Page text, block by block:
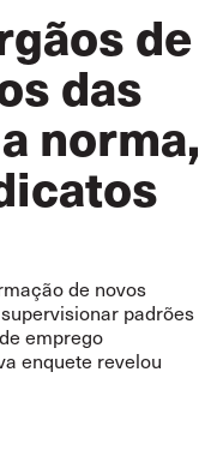
de
das
norma,
de novos
padrões
emprego
enquete revelou